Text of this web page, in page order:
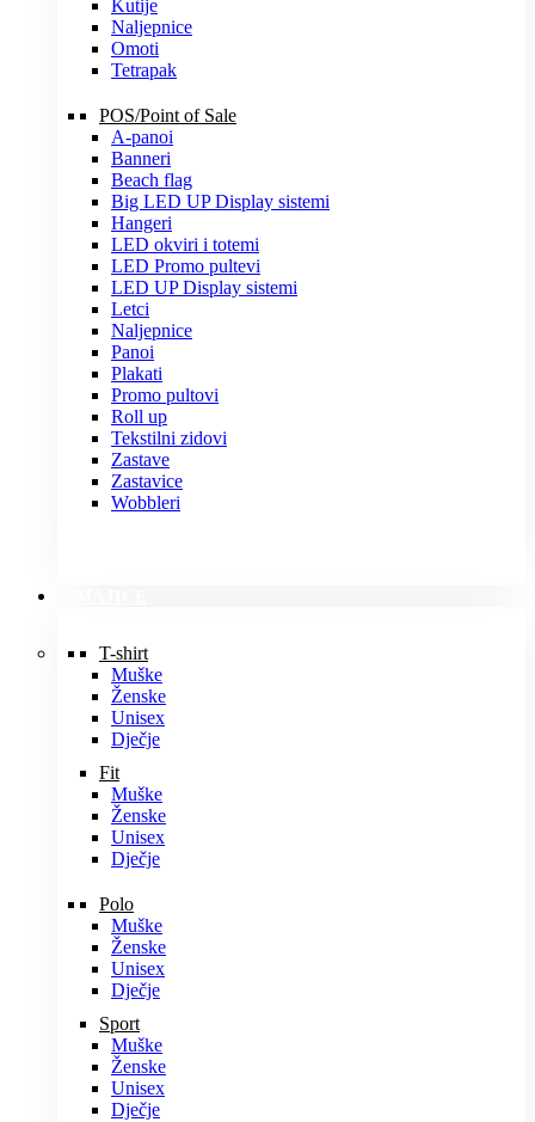
Kutije
Naljepnice
Omoti
Tetrapak
POS/Point of Sale
A-panoi
Banneri
Beach flag
Big LED UP Display sistemi
Hangeri
LED okviri i totemi
LED Promo pultevi
LED UP Display sistemi
Letci
Naljepnice
Panoi
Plakati
Promo pultovi
Roll up
Tekstilni zidovi
Zastave
Zastavice
Wobbleri
T-shirt
Muške
Ženske
Unisex
Dječje
Fit
Muške
Ženske
Unisex
Dječje
Polo
Muške
Ženske
Unisex
Dječje
Sport
Muške
Ženske
Unisex
Dječje